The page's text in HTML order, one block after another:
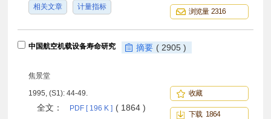
相关文章 计量指标
浏览量 2316
中国航空机载设备寿命研究 摘要 ( 2905 )
焦景堂
1995, (S1): 44-49.
全文： PDF [ 196 K ] ( 1864 )
收藏
下载 1864